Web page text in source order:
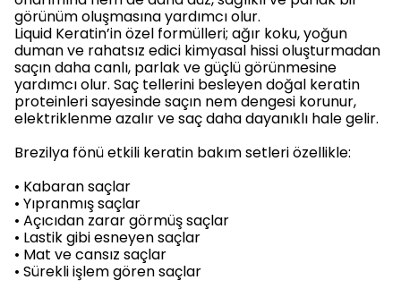
görünüm oluşmasına yardımcı olur.
Liquid Keratin’in özel formülleri; ağır koku, yoğun
duman ve rahatsız edici kimyasal hissi oluşturmadan
saçın daha canlı, parlak ve güçlü görünmesine
yardımcı olur. Saç tellerini besleyen doğal keratin
proteinleri sayesinde saçın nem dengesi korunur,
elektriklenme azalır ve saç daha dayanıklı hale gelir.
Brezilya fönü etkili keratin bakım setleri özellikle:
• Kabaran saçlar
• Yıpranmış saçlar
• Açıcıdan zarar görmüş saçlar
• Lastik gibi esneyen saçlar
• Mat ve cansız saçlar
• Sürekli işlem gören saçlar